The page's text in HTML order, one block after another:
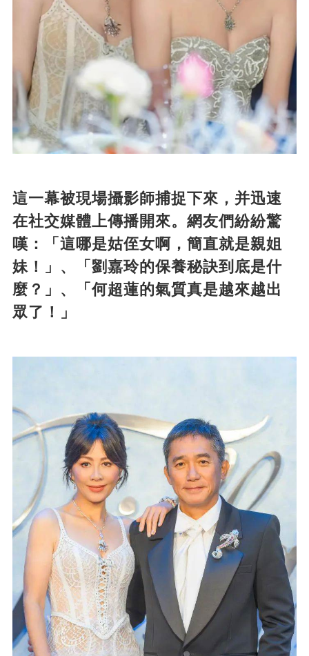
這一幕被現場攝影師捕捉下來，并迅速
在社交媒體上傳播開來。網友們紛紛驚
嘆：「這哪是姑侄女啊，簡直就是親姐
妹！」、「劉嘉玲的保養秘訣到底是什
麼？」、「何超蓮的氣質真是越來越出
眾了！」